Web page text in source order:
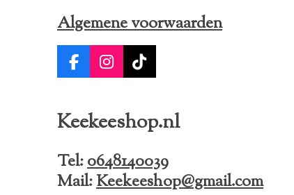
Algemene voorwaarden
F
a
b
o
k
I
n
a
r
a
m
T
i
o
Keekeeshop.nl
Tel:0648140039
Mail:Keekeeshop@gmail.com